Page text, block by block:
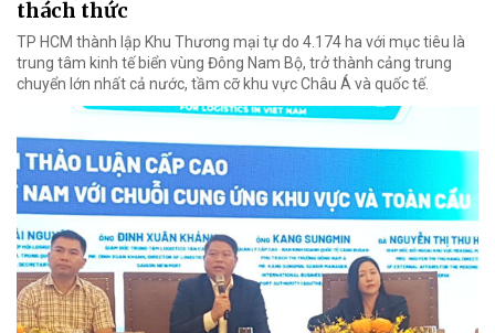
thách thức
TP HCM thành lập Khu Thương mại tự do 4.174 ha với mục tiêu là
trung tâm kinh tế biển vùng Đông Nam Bộ, trở thành cảng trung
chuyển lớn nhất cả nước, tầm cỡ khu vực Châu Á và quốc tế.